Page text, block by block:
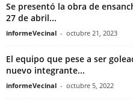
Se presentó la obra de
27 de abril...
informeVecinal - octubre 21, 2023
El equipo que pese a ser
nuevo integrante...
informeVecinal - octubre 5, 2022